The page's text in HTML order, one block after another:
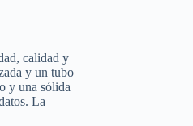
calidad y
y un tubo
y una sólida
La